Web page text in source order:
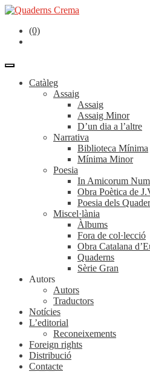
(0)
Catàleg
Assaig
Assaig
Assaig Minor
D’un dia a l’altre
Narrativa
Biblioteca Mínima
Mínima Minor
Poesia
In Amicorum
Obra Poètica de
Poesia dels
Miscel·lània
Àlbums
Fora de col·lecció
Obra Catalana
Quaderns
Sèrie Gran
Autors
Autors
Traductors
Notícies
L’editorial
Reconeixements
Foreign rights
Distribució
Contacte